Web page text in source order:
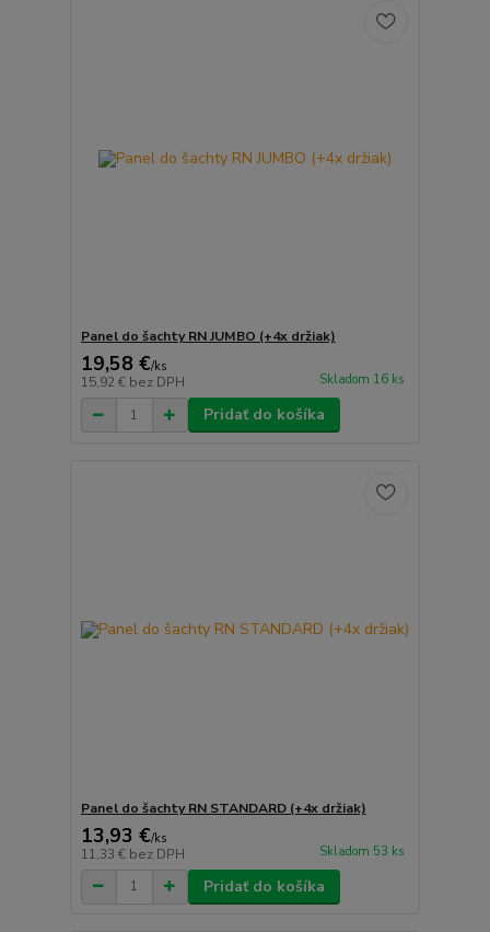
Panel do šachty RN JUMBO (+4x držiak)
19,58 €/ks
15,92 € bez DPH Skladom 16 ks
Pridať do košíka
Panel do šachty RN STANDARD (+4x držiak)
13,93 €/ks
11,33 € bez DPH Skladom 53 ks
Pridať do košíka